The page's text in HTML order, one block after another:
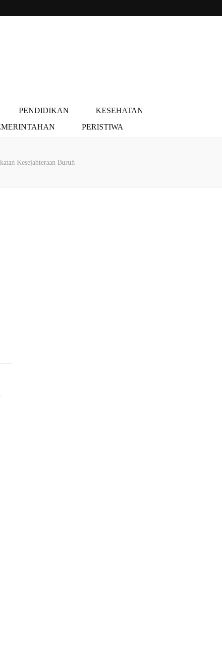
PENDIDIKAN
KESEHATAN
PERISTIWA
Kesejahteraan Buruh